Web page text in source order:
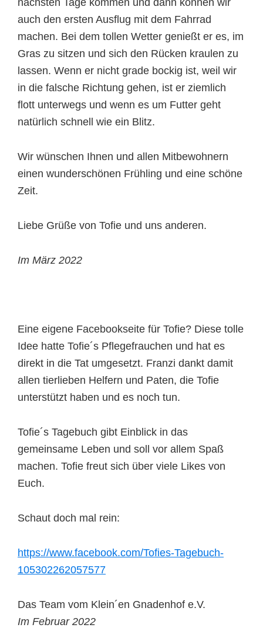
nächsten Tage kommen und dann können wir
auch den ersten Ausflug mit dem Fahrrad
machen. Bei dem tollen Wetter genießt er es, im
Gras zu sitzen und sich den Rücken kraulen zu
lassen. Wenn er nicht grade bockig ist, weil wir
in die falsche Richtung gehen, ist er ziemlich
flott unterwegs und wenn es um Futter geht
natürlich schnell wie ein Blitz.
Wir wünschen Ihnen und allen Mitbewohnern
einen wunderschönen Frühling und eine schöne
Zeit.
Liebe Grüße von Tofie und uns anderen.
Im März 2022
Eine eigene Facebookseite für Tofie? Diese tolle
Idee hatte Tofie´s Pflegefrauchen und hat es
direkt in die Tat umgesetzt. Franzi dankt damit
allen tierlieben Helfern und Paten, die Tofie
unterstützt haben und es noch tun.
Tofie´s Tagebuch gibt Einblick in das
gemeinsame Leben und soll vor allem Spaß
machen. Tofie freut sich über viele Likes von
Euch.
Schaut doch mal rein:
https://www.facebook.com/Tofies-Tagebuch-
105302262057577
Das Team vom Klein´en Gnadenhof e.V.
Im Februar 2022